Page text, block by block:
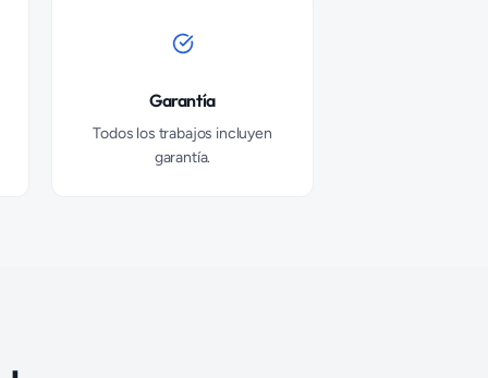
Garantía
Todos los trabajos incluyen
garantía.